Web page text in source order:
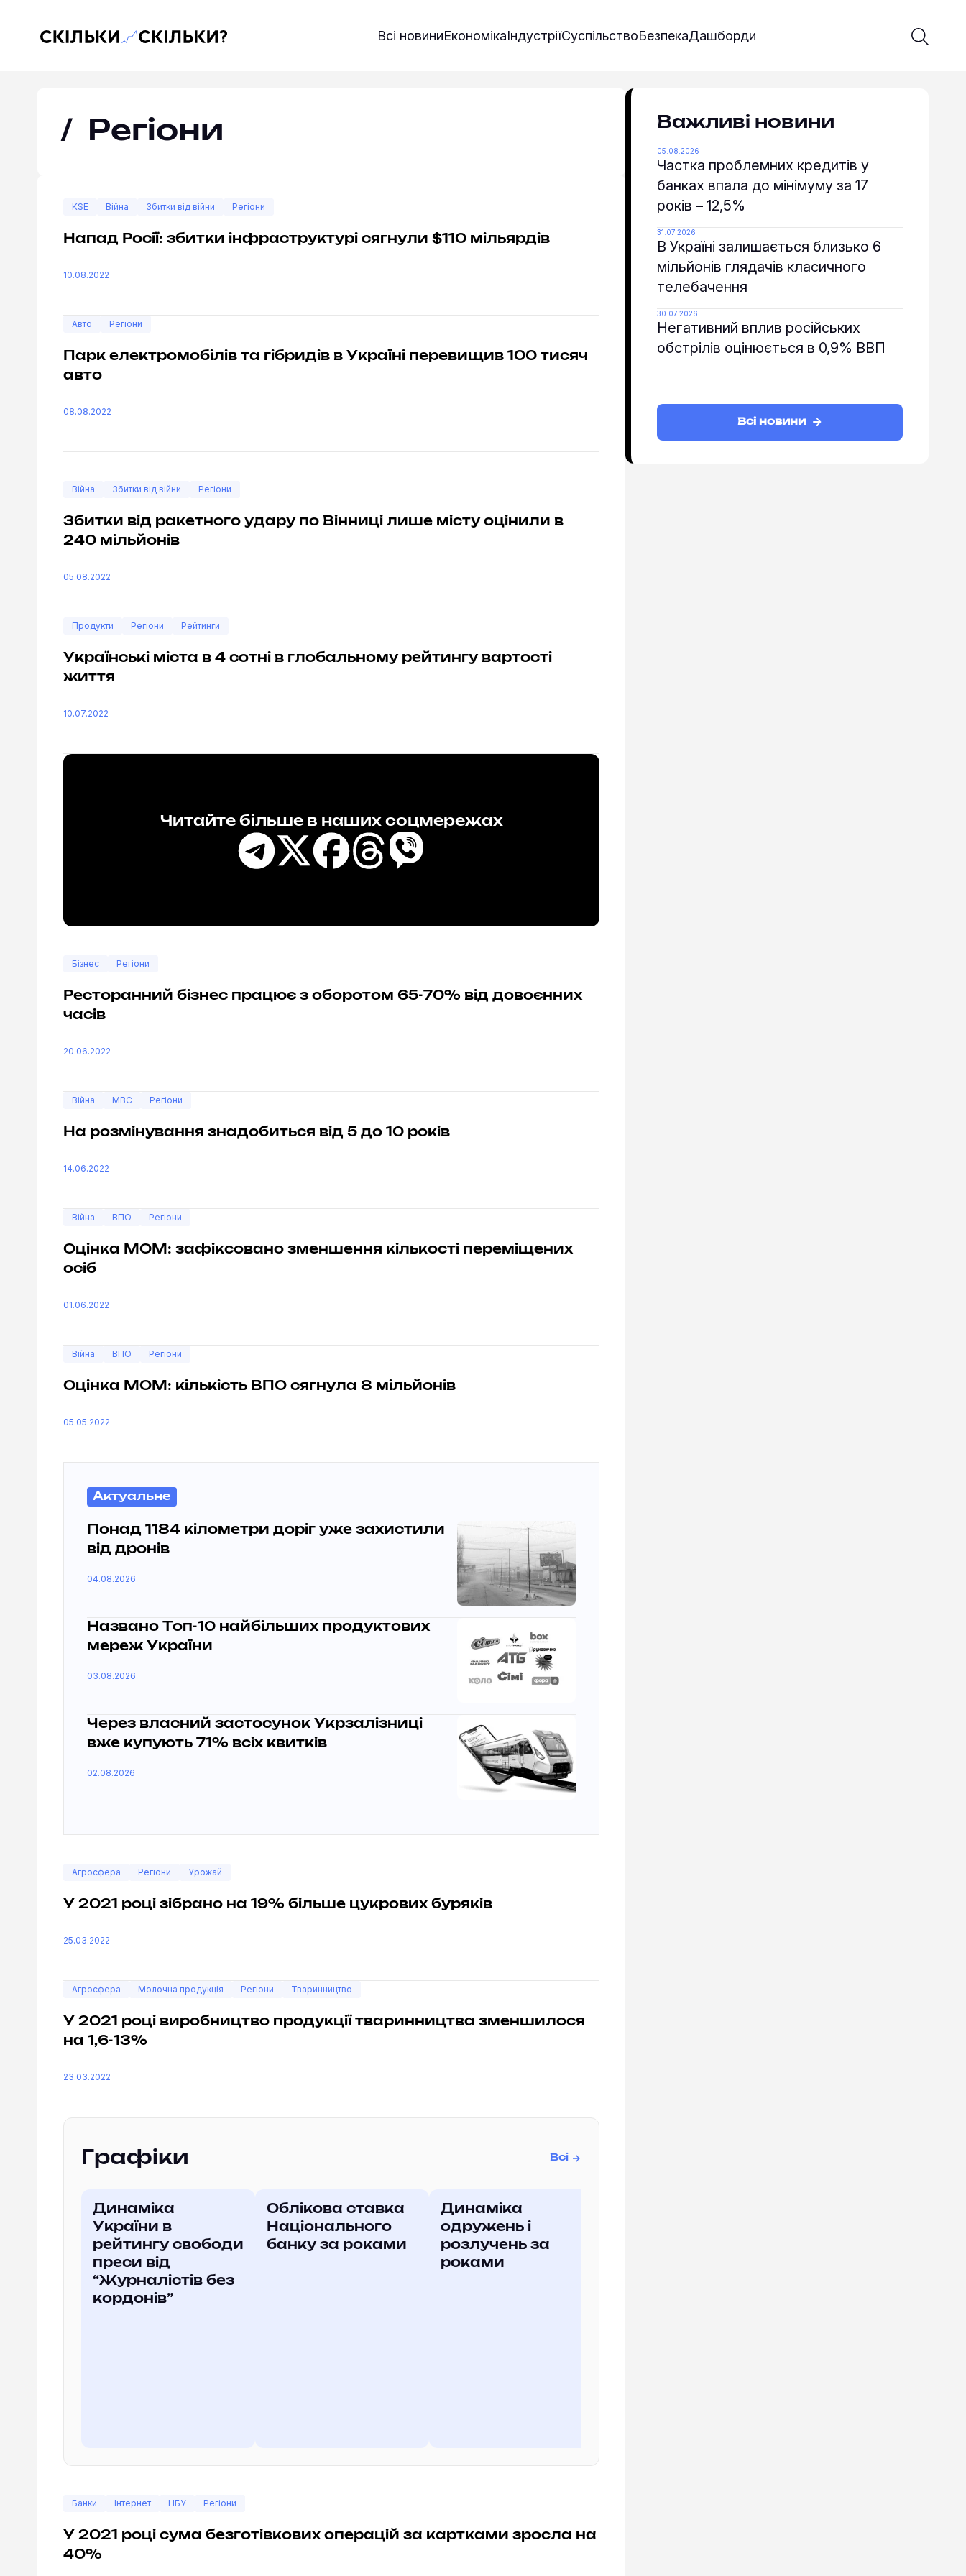
Скільки-скільки? — Медіа про суспільні дані Всі новиниЕкономікаІндустріїСуспільствоБезпекаДашборди Введіть
Почати
Регіони
KSE Війна Збитки від війни Регіони
Напад Росії: збитки інфраструктурі сягнули $110 мільярдів
10.08.2022
Авто Регіони
Парк електромобілів та гібридів в Україні перевищив 100 тисяч
авто
08.08.2022
Війна Збитки від війни Регіони
Збитки від ракетного удару по Вінниці лише місту оцінили в
240 мільйонів
05.08.2022
Продукти Регіони Рейтинги
Українські міста в 4 сотні в глобальному рейтингу вартості
життя
10.07.2022
Читайте більше в наших соцмережах
Бізнес Регіони
Ресторанний бізнес працює з оборотом 65-70% від довоєнних
часів
20.06.2022
Війна МВС Регіони
На розмінування знадобиться від 5 до 10 років
14.06.2022
Війна ВПО Регіони
Оцінка МОМ: зафіксовано зменшення кількості переміщених
осіб
01.06.2022
Війна ВПО Регіони
Оцінка МОМ: кількість ВПО сягнула 8 мільйонів
05.05.2022
Актуальне
Понад 1184 кілометри доріг уже захистили
від дронів
04.08.2026
Названо Топ-10 найбільших продуктових
мереж України
03.08.2026
Через власний застосунок Укрзалізниці
вже купують 71% всіх квитків
02.08.2026
Агросфера Регіони Урожай
У 2021 році зібрано на 19% більше цукрових буряків
25.03.2022
Агросфера Молочна продукція Регіони Тваринництво
У 2021 році виробництво продукції тваринництва зменшилося
на 1,6-13%
23.03.2022
Графіки Всі
Динаміка
України в
рейтингу свободи
преси від
“Журналістів без
кордонів”
Облікова ставка
Національного
банку за роками
Динаміка
одружень і
розлучень за
роками
Банки Інтернет НБУ Регіони
У 2021 році сума безготівкових операцій за картками зросла на
40%
Важливі новини
Частка проблемних кредитів у
банках впала до мінімуму за 17
років – 12,5%
05.08.2026
В Україні залишається близько 6
мільйонів глядачів класичного
телебачення
31.07.2026
Негативний вплив російських
обстрілів оцінюється в 0,9% ВВП
30.07.2026
Всі новини